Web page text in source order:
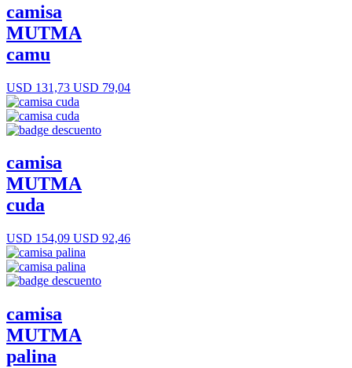
camisa
MUTMA
camu
USD 131,73 USD 79,04
camisa
MUTMA
cuda
USD 154,09 USD 92,46
camisa
MUTMA
palina